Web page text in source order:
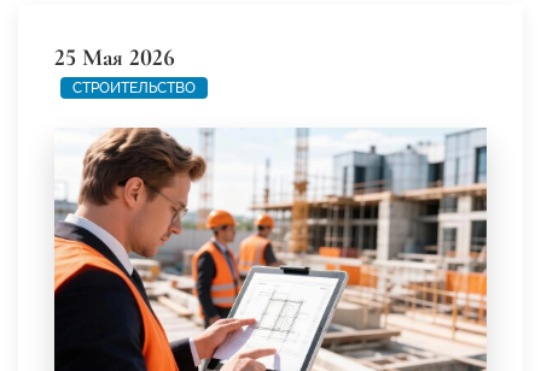
25 Мая 2026
СТРОИТЕЛЬСТВО